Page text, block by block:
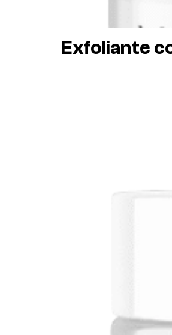
Exfoliante